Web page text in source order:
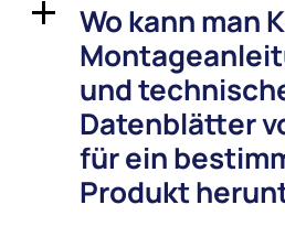
a
Wo kann man
und
Datenblätter
für ein
Produkt